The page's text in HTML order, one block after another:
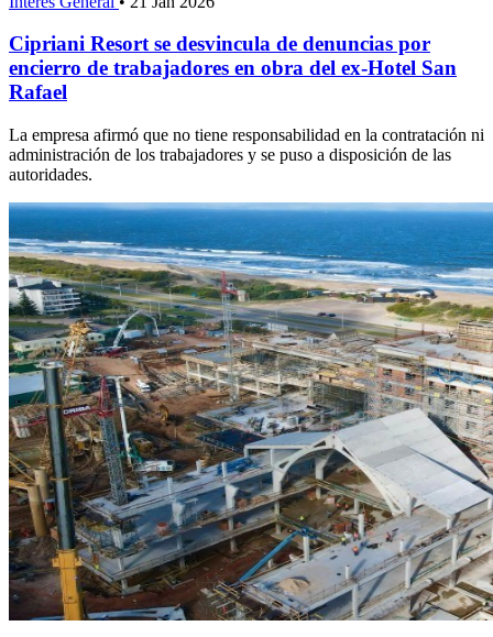
Cipriani Resort se desvincula de denuncias por
encierro de trabajadores en obra del ex-Hotel San
Rafael
La empresa afirmó que no tiene responsabilidad en la contratación ni
administración de los trabajadores y se puso a disposición de las
autoridades.